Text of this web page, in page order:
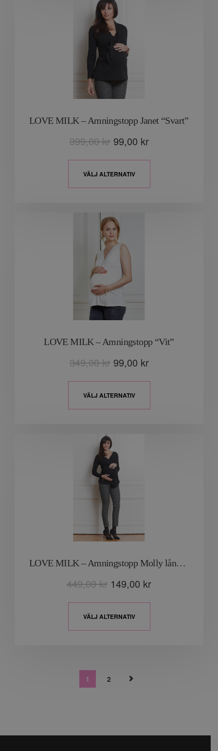
LOVE MILK – Amningstopp Janet “Svart”
399,00kr 99,00 kr
VÄLJ ALTERNATIV
LOVE MILK – Amningstopp “Vit”
349,00kr 99,00 kr
VÄLJ ALTERNATIV
LOVE MILK – Amningstopp Molly lång ärm “Svart”
449,00kr 149,00 kr
VÄLJ ALTERNATIV
1 2